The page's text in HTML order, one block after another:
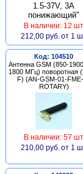
В наличии: 12 шт
212,00 руб. от 1
Код: 104510
Антенна GSM (850-
1800 МГц) поворотная
F) (AN-GSM-01-
ROTARY)
В наличии: 57 шт
210,00 руб. от 1